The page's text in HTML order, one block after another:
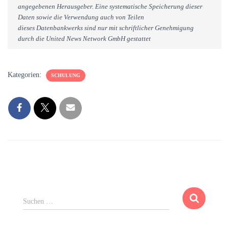
angegebenen Herausgeber. Eine systematische Speicherung dieser
Daten sowie die Verwendung auch von Teilen
dieses Datenbankwerks sind nur mit schriftlicher Genehmigung
durch die United News Network GmbH gestattet
Kategorien: SCHULUNG
S
u
Suchen …